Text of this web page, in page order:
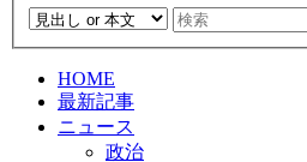
HOME
最新記事
ニュース
政治